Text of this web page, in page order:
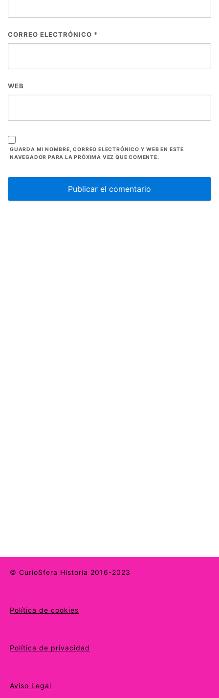
CORREO ELECTRÓNICO *
WEB
GUARDA MI NOMBRE, CORREO ELECTRÓNICO Y WEB EN ESTE
NAVEGADOR PARA LA PRÓXIMA VEZ QUE COMENTE.
© CurioSfera Historia 2016-2023
Política de cookies
Política de privacidad
Aviso Legal